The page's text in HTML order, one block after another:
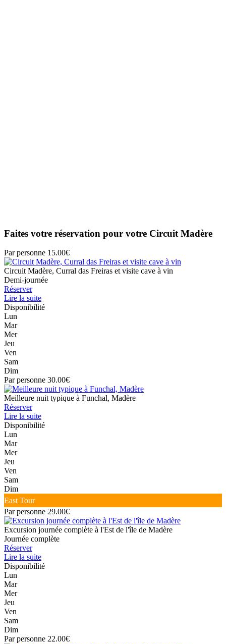
Faites votre réservation pour votre Circuit Madère
Par personne 15.00€
Circuit Madère, Curral das Freiras et visite cave à vin
Demi-journée
Réserver
Lire la suite
Disponibilité
Lun
Mar
Mer
Jeu
Ven
Sam
Dim
Par personne 30.00€
Meilleure nuit typique à Funchal, Madère
Réserver
Lire la suite
Disponibilité
Lun
Mar
Mer
Jeu
Ven
Sam
Dim
East Tour
Par personne 29.00€
Excursion journée complète à l'Est de l'île de Madère
Journée complète
Réserver
Lire la suite
Disponibilité
Lun
Mar
Mer
Jeu
Ven
Sam
Dim
Par personne 22.00€